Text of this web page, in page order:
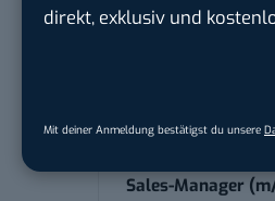
direkt, exklusiv und
Mit deiner Anmeldung bestätigst du unsere
Frankfurt am Main
Sales-Manager